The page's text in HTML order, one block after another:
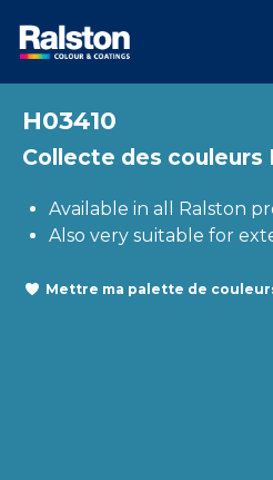
H03410
Collecte des couleurs
Available in all Ralston
Also very suitable for
Mettre ma palette de